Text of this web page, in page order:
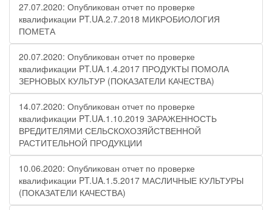
27.07.2020: Опубликован отчет по проверке
квалификации PT.UA.2.7.2018 МИКРОБИОЛОГИЯ
ПОМЕТА
20.07.2020: Опубликован отчет по проверке
квалификации PT.UA.1.4.2017 ПРОДУКТЫ ПОМОЛА
ЗЕРНОВЫХ КУЛЬТУР (ПОКАЗАТЕЛИ КАЧЕСТВА)
14.07.2020: Опубликован отчет по проверке
квалификации PT.UA.1.10.2019 ЗАРАЖЕННОСТЬ
ВРЕДИТЕЛЯМИ СЕЛЬСКОХОЗЯЙСТВЕННОЙ
РАСТИТЕЛЬНОЙ ПРОДУКЦИИ
10.06.2020: Опубликован отчет по проверке
квалификации PT.UA.1.5.2017 МАСЛИЧНЫЕ КУЛЬТУРЫ
(ПОКАЗАТЕЛИ КАЧЕСТВА)